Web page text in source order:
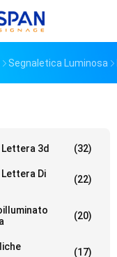
Segnaletica Luminosa
3d (32)
Lettera Di
(22)
(20)
(17)